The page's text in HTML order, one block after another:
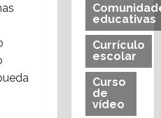
educativas
Currículo
escolar
Curso
de
vídeo